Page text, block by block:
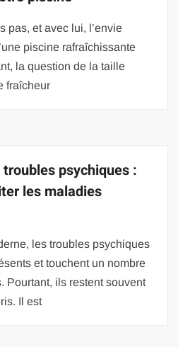
pas, et avec lui, l’envie
piscine rafraîchissante
la question de la taille
fraîcheur
psychiques :
les maladies
les troubles psychiques
et touchent un nombre
Pourtant, ils restent souvent
Il est